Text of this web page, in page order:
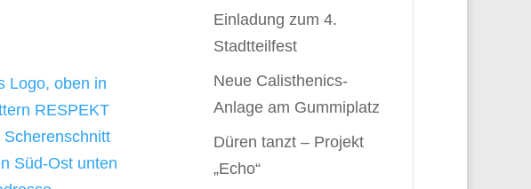
Einladung zum 4.
Stadtteilfest
Neue Calisthenics-
Anlage am Gummiplatz
Düren tanzt – Projekt
„Echo“